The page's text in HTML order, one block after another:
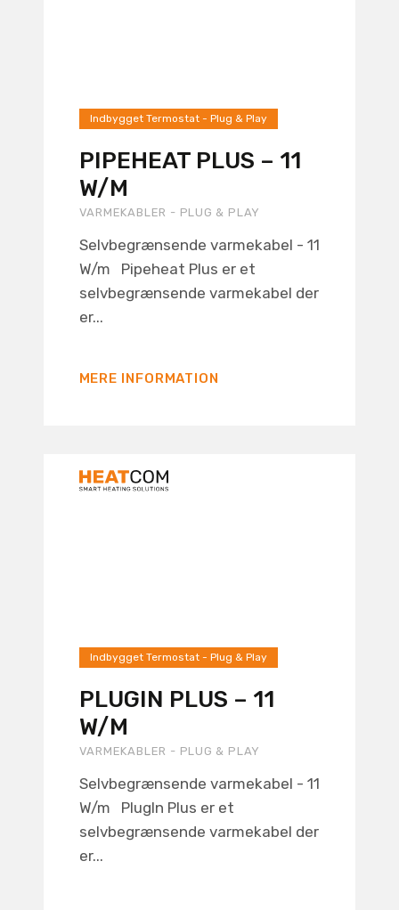
Indbygget Termostat - Plug & Play
PIPEHEAT PLUS – 11
W/M
VARMEKABLER - PLUG & PLAY
Selvbegrænsende varmekabel - 11
W/m Pipeheat Plus er et
selvbegrænsende varmekabel der
er...
MERE INFORMATION
Indbygget Termostat - Plug & Play
PLUGIN PLUS – 11
W/M
VARMEKABLER - PLUG & PLAY
Selvbegrænsende varmekabel - 11
W/m PlugIn Plus er et
selvbegrænsende varmekabel der
er...